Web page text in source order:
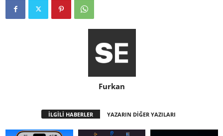
Furkan
İLGİLİ HABERLER YAZARIN DİĞER YAZILARI